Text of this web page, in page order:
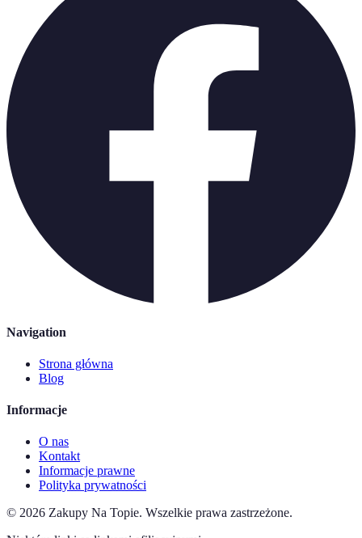
Navigation
Strona główna
Blog
Informacje
O nas
Kontakt
Informacje prawne
Polityka prywatności
© 2026 Zakupy Na Topie. Wszelkie prawa zastrzeżone.